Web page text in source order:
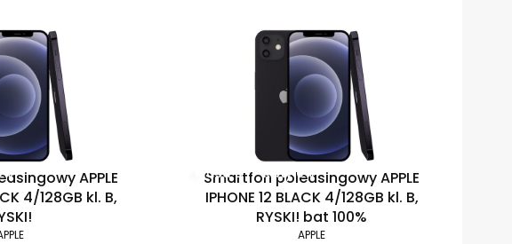
APPLE
4/128GB kl. B,
Klasa B Raty 0%
Smartfon poleasingowy APPLE
IPHONE 12 BLACK 4/128GB kl. B,
RYSKI! bat 100%
APPLE